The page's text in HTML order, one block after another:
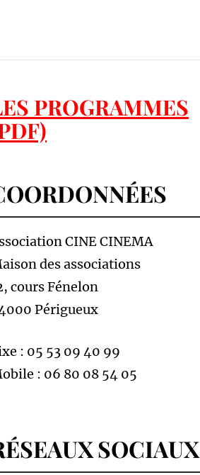
PROGRAMMES
CINE CINEMA
des associations
cours Fénelon
Périgueux
: 05 53 09 40 99
: 06 80 08 54 05
SOCIAUX